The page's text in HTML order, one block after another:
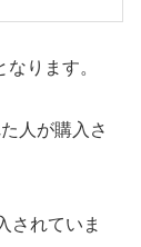
ります。
人が購入さ
されていま